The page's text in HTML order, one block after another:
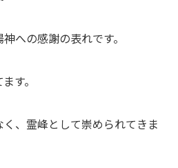
への感謝の表れです。
す。
、霊峰として崇められてきま